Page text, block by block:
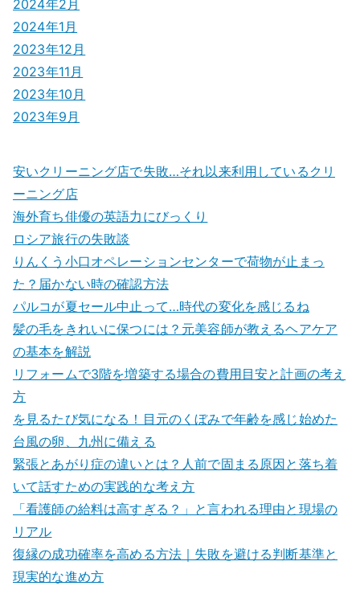
2024年2月
2024年1月
2023年12月
2023年11月
2023年10月
2023年9月
安いクリーニング店で失敗…それ以来利用しているクリ
ーニング店
海外育ち俳優の英語力にびっくり
ロシア旅行の失敗談
りんくう小口オペレーションセンターで荷物が止まっ
た？届かない時の確認方法
パルコが夏セール中止って…時代の変化を感じるね
髪の毛をきれいに保つには？元美容師が教えるヘアケア
の基本を解説
リフォームで3階を増築する場合の費用目安と計画の考え
方
を見るたび気になる！目元のくぼみで年齢を感じ始めた
台風の卵、九州に備える
緊張とあがり症の違いとは？人前で固まる原因と落ち着
いて話すための実践的な考え方
「看護師の給料は高すぎる？」と言われる理由と現場の
リアル
復縁の成功確率を高める方法｜失敗を避ける判断基準と
現実的な進め方